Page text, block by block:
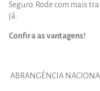
Seguro. Rode com mais
já.
Confira as vantagens!
ABRANGÊNCIA